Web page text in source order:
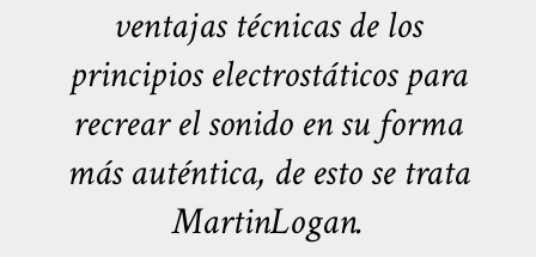
ventajas técnicas de los
principios electrostáticos para
recrear el sonido en su forma
más auténtica, de esto se trata
MartinLogan.